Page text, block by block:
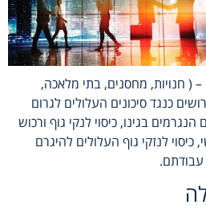
( חנויות, מחסנים, בתי מלאכה,
כנגד סיכונים העלולים לגרום
בגינו, כיסוי לנקי גוף ורכוש
לנזקי גוף העלולים להיגרם